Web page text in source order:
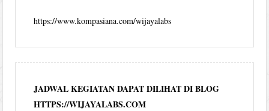
https://www.kompasiana.com/wijayalabs
JADWAL KEGIATAN DAPAT DILIHAT DI BLOG
HTTPS://WIJAYALABS.COM